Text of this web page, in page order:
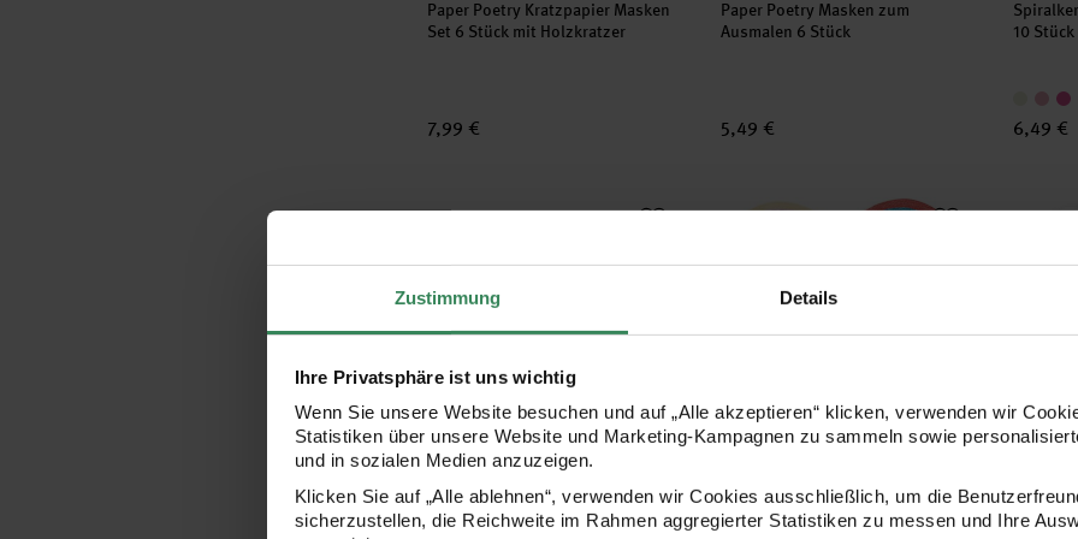
Zustimmung Details
Ihre Privatsphäre ist uns wichtig
Wenn Sie unsere Website besuchen und auf „Alle akzeptieren“ klicken, verwenden wir
Statistiken über unsere Website und Marketing-Kampagnen zu sammeln sowie
und in sozialen Medien anzuzeigen.
Klicken Sie auf „Alle ablehnen“, verwenden wir Cookies ausschließlich, um die
sicherzustellen, die Reichweite im Rahmen aggregierter Statistiken zu messen und Ihre
Paper Poetry Kratzpapier Masken
Set 6 Stück mit Holzkratzer
7,99 €
Paper Poetry Masken zum
Ausmalen 6 Stück
5,49 €
10 Stück
6,49 €
Hersteller:
Rico Design
Kerzen Happy Birthday
Mehrfarbig
Kreppbänder Cake mehrfarbig 3,5cm 10m 4
Kreppbänder Cake mehrfarbig
3,5cm 10m 4 Stück
Paper